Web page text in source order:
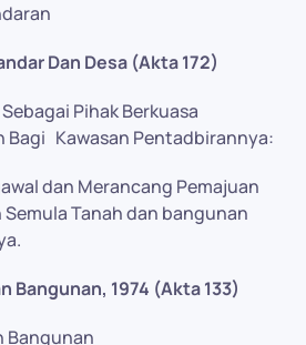
Dan Desa (Akta 172)
Pihak Berkuasa
Bagi Kawasan Pentadbirannya:
dan Merancang Pemajuan
Tanah dan bangunan
Bangunan, 1974 (Akta 133)
Bangunan